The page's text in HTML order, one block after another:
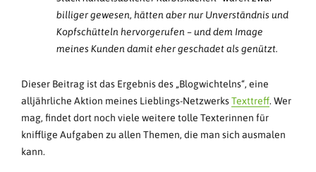
billiger gewesen, hätten aber nur Unverständnis und
Kopfschütteln hervorgerufen – und dem Image
meines Kunden damit eher geschadet als genützt.
Dieser Beitrag ist das Ergebnis des „Blogwichtelns“, eine
alljährliche Aktion meines Lieblings-NetzwerksTexttreff. Wer
mag, findet dort noch viele weitere tolle Texterinnen für
knifflige Aufgaben zu allen Themen, die man sich ausmalen
kann.